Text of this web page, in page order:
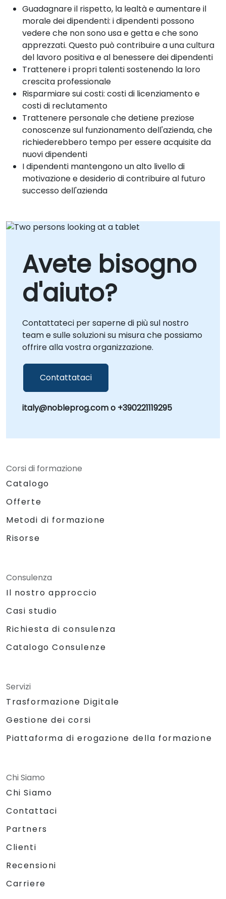
Guadagnare il rispetto, la lealtà e aumentare il
morale dei dipendenti: i dipendenti possono
vedere che non sono usa e getta e che sono
apprezzati. Questo può contribuire a una cultura
del lavoro positiva e al benessere dei dipendenti
Trattenere i propri talenti sostenendo la loro
crescita professionale
Risparmiare sui costi: costi di licenziamento e
costi di reclutamento
Trattenere personale che detiene preziose
conoscenze sul funzionamento dell'azienda, che
richiederebbero tempo per essere acquisite da
nuovi dipendenti
I dipendenti mantengono un alto livello di
motivazione e desiderio di contribuire al futuro
successo dell'azienda
Avete bisogno
d'aiuto?
Contattateci per saperne di più sul nostro
team e sulle soluzioni su misura che possiamo
offrire alla vostra organizzazione.
Contattataci
italy@nobleprog.com o +390221119295
Corsi di formazione
Catalogo
Offerte
Metodi di formazione
Risorse
Consulenza
Il nostro approccio
Casi studio
Richiesta di consulenza
Catalogo Consulenze
Servizi
Trasformazione Digitale
Gestione dei corsi
Piattaforma di erogazione della formazione
Chi Siamo
Chi Siamo
Contattaci
Partners
Clienti
Recensioni
Carriere